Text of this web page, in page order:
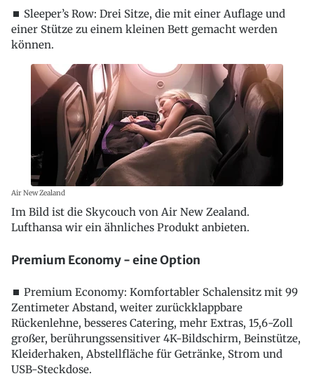
⏹ Sleeper’s Row: Drei Sitze, die mit einer Auflage und
einer Stütze zu einem kleinen Bett gemacht werden
können.
Air New Zealand
Im Bild ist die Skycouch von Air New Zealand.
Lufthansa wir ein ähnliches Produkt anbieten.
Premium Economy - eine Option
⏹ Premium Economy: Komfortabler Schalensitz mit 99
Zentimeter Abstand, weiter zurückklappbare
Rückenlehne, besseres Catering, mehr Extras, 15,6-Zoll
großer, berührungssensitiver 4K-Bildschirm, Beinstütze,
Kleiderhaken, Abstellfläche für Getränke, Strom und
USB-Steckdose.